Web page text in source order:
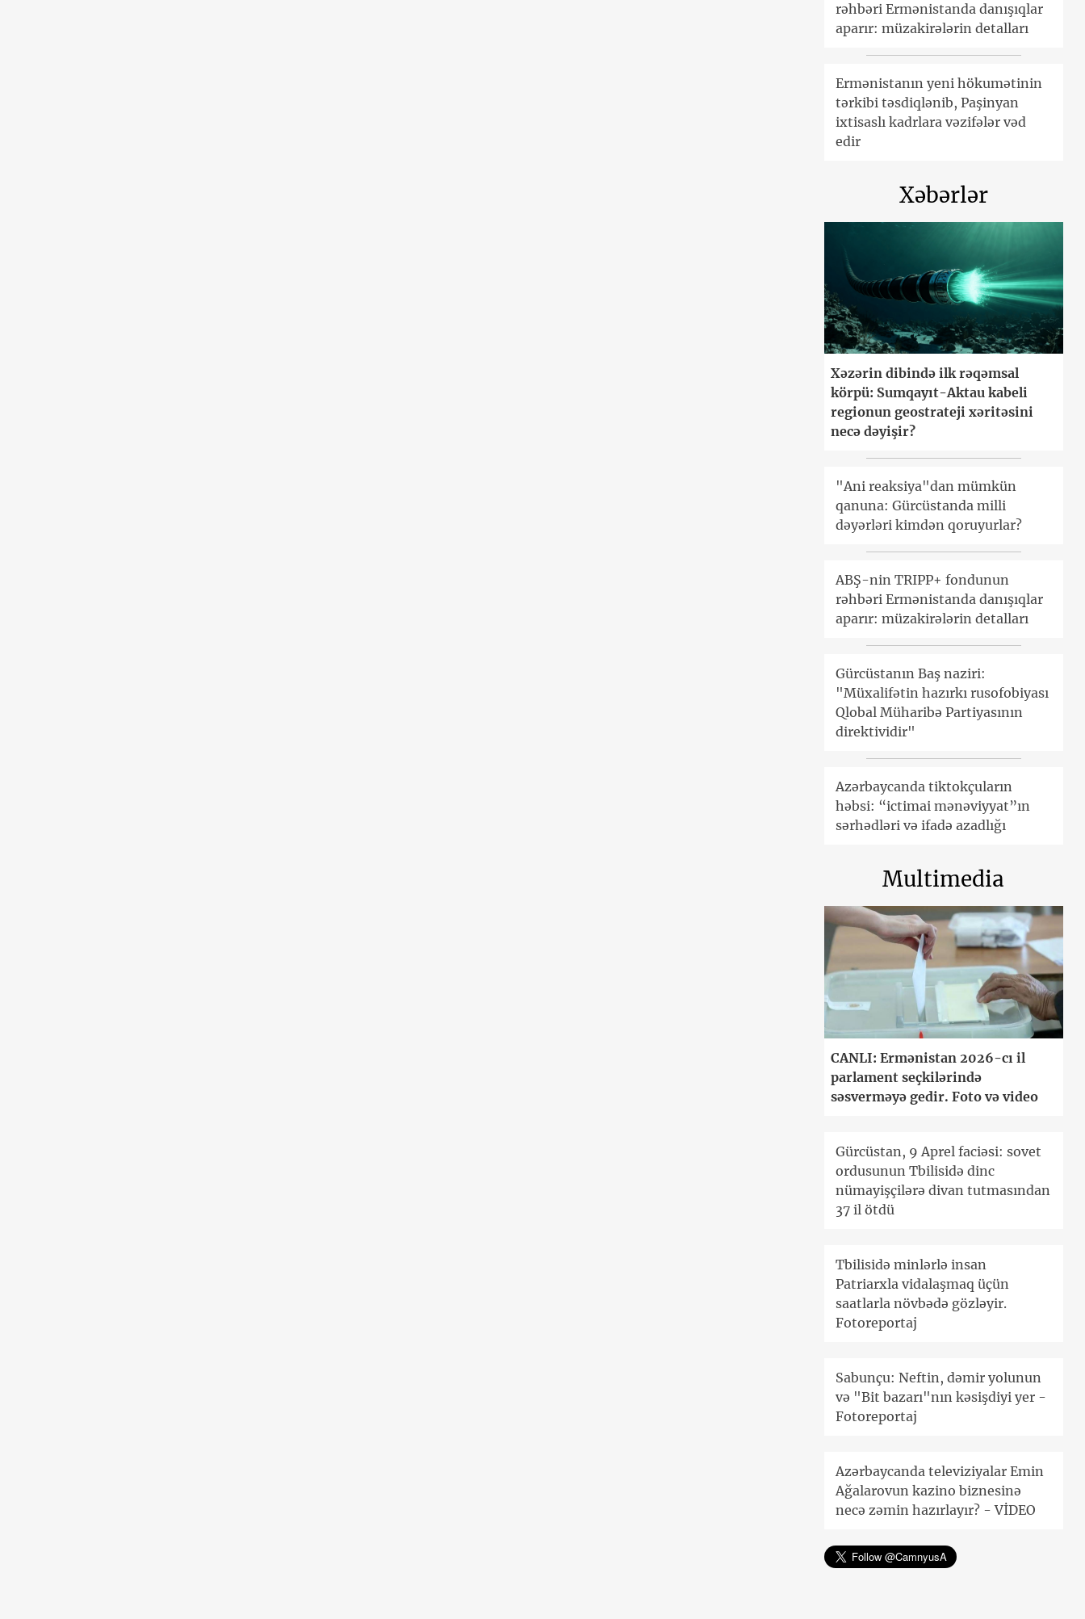
rəhbəri Ermənistanda danışıqlar
aparır: müzakirələrin detalları
Ermənistanın yeni hökumətinin
tərkibi təsdiqlənib, Paşinyan
ixtisaslı kadrlara vəzifələr vəd
edir
Xəbərlər
Xəzərin dibində ilk rəqəmsal
körpü: Sumqayıt-Aktau kabeli
regionun geostrateji xəritəsini
necə dəyişir?
"Ani reaksiya"dan mümkün
qanuna: Gürcüstanda milli
dəyərləri kimdən qoruyurlar?
ABŞ-nin TRIPP+ fondunun
rəhbəri Ermənistanda danışıqlar
aparır: müzakirələrin detalları
Gürcüstanın Baş naziri:
"Müxalifətin hazırkı rusofobiyası
Qlobal Müharibə Partiyasının
direktividir"
Azərbaycanda tiktokçuların
həbsi: “ictimai mənəviyyat”ın
sərhədləri və ifadə azadlığı
Multimedia
CANLI: Ermənistan 2026-cı il
parlament seçkilərində
səsverməyə gedir. Foto və video
Gürcüstan, 9 Aprel faciəsi: sovet
ordusunun Tbilisidə dinc
nümayişçilərə divan tutmasından
37 il ötdü
Tbilisidə minlərlə insan
Patriarxla vidalaşmaq üçün
saatlarla növbədə gözləyir.
Fotoreportaj
Sabunçu: Neftin, dəmir yolunun
və "Bit bazarı"nın kəsişdiyi yer -
Fotoreportaj
Azərbaycanda televiziyalar Emin
Ağalarovun kazino biznesinə
necə zəmin hazırlayır? - VİDEO